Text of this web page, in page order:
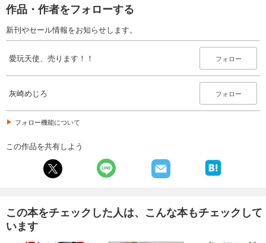
作品・作者をフォローする
新刊やセール情報をお知らせします。
愛玩天使、売ります！！ フォロー
灰崎めじろ フォロー
フォロー機能について
この作品を共有しよう
この本をチェックした人は、こんな本もチェックして
います